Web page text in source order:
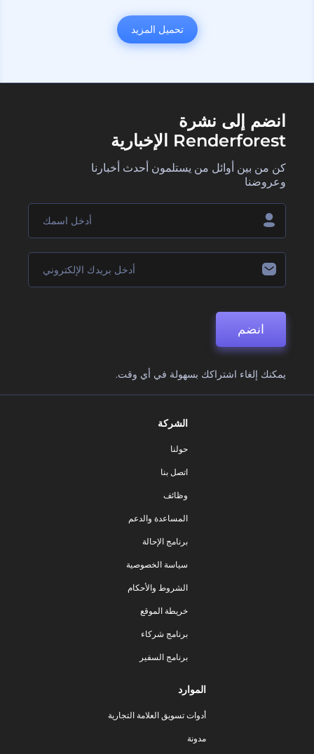
تحميل المزيد
انضم إلى نشرة
Renderforest الإخبارية
كن من بين أوائل من يستلمون أحدث أخبارنا
وعروضنا
انضم
يمكنك إلغاء اشتراكك بسهولة في أي وقت.
الشركة
حولنا
اتصل بنا
وظائف
المساعدة والدعم
برنامج الإحالة
سياسة الخصوصية
الشروط والأحكام
خريطة الموقع
برنامج شركاء
برنامج السفير
الموارد
أدوات تسويق العلامة التجارية
مدونة